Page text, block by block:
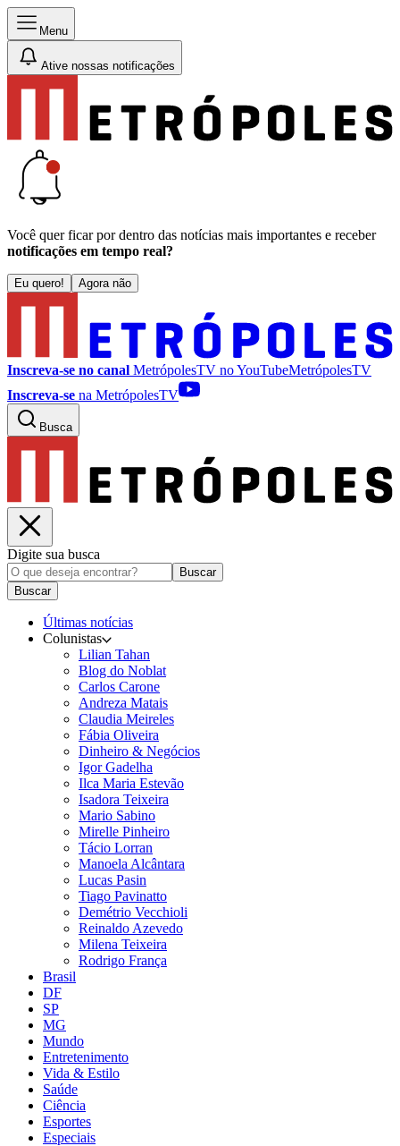
Menu
Ative nossas notificações
Você quer ficar por dentro das notícias mais importantes e receber
notificações em tempo real?
Eu quero! Agora não
Inscreva-se no canal MetrópolesTV noYouTubeMetrópolesTV
Inscreva-se na MetrópolesTV
Busca
Digite sua busca
Buscar
Buscar
Últimas notícias
Colunistas
Lilian Tahan
Blog do Noblat
Carlos Carone
Andreza Matais
Claudia Meireles
Fábia Oliveira
Dinheiro & Negócios
Igor Gadelha
Ilca Maria Estevão
Isadora Teixeira
Mario Sabino
Mirelle Pinheiro
Tácio Lorran
Manoela Alcântara
Lucas Pasin
Tiago Pavinatto
Demétrio Vecchioli
Reinaldo Azevedo
Milena Teixeira
Rodrigo França
Brasil
DF
SP
MG
Mundo
Entretenimento
Vida & Estilo
Saúde
Ciência
Esportes
Especiais